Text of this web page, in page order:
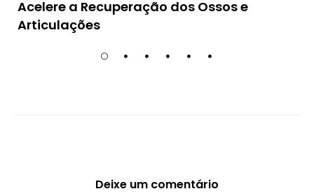
Acelere a Recuperação dos Ossos e
Articulações
Deixe um comentário